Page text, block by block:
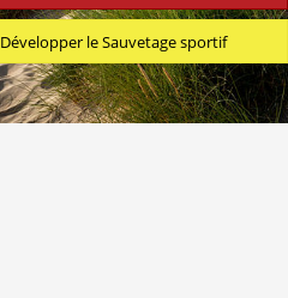
Développer le Sauvetage sportif